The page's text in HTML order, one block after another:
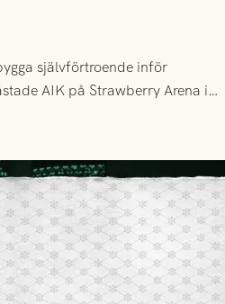
självförtroende inför
AIK på Strawberry Arena i
hotande i första halvlek av